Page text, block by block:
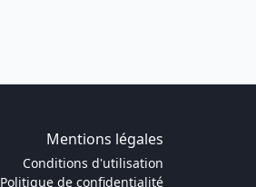
Mentions légales
Conditions d'utilisation
Politique de confidentialité